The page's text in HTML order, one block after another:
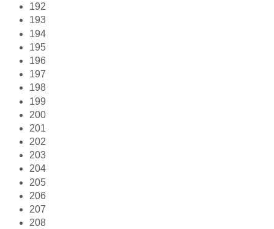
192
193
194
195
196
197
198
199
200
201
202
203
204
205
206
207
208